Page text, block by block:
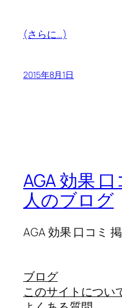
(さらに…)
2015年8月1日
AGA 効果
人のブログ
AGA 効果 口コミ
ブログ
このサイトについ